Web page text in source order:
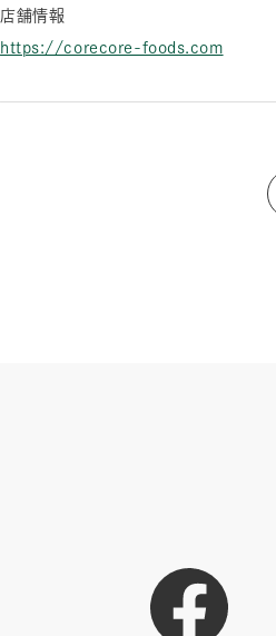
店舗情報
https://corecore-foods.com